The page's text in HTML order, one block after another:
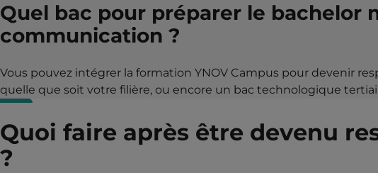
Quel bac pour préparer le bachelor
communication ?
Vous pouvez intégrer la formation YNOV Campus pour devenir
quelle que soit votre filière, ou encore un bac technologique
Quoi faire après être devenu
?